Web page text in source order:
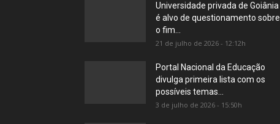
Universidade privada de Goiânia
é alvo de questionamento sobre
o fim...
21 de julho de 2026 - 12:12h
Portal Nacional da Educação
divulga primeira lista com os
possíveis temas...
3 de julho de 2026 - 15:50h